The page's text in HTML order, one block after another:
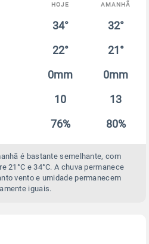
HOJE AMANHÃ
34° 32°
22° 21°
0mm 0mm
10 13
76% 80%
é bastante semelhante, com
21°C e 34°C. A chuva permanece
vento e umidade permanecem
iguais.